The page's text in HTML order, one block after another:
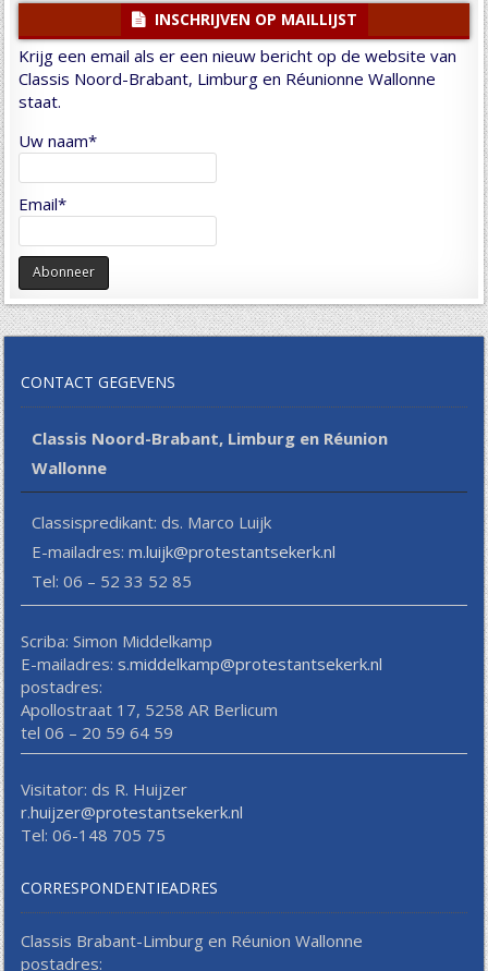
INSCHRIJVEN OP MAILLIJST
Krijg een email als er een nieuw bericht op de website van
Classis Noord-Brabant, Limburg en Réunionne Wallonne
staat.
Uw naam*
Email*
CONTACT GEGEVENS
Classis Noord-Brabant, Limburg en Réunion
Wallonne
Classispredikant: ds. Marco Luijk
E-mailadres:m.luijk@protestantsekerk.nl
Tel: 06 – 52 33 52 85
Scriba: Simon Middelkamp
E-mailadres: s.middelkamp@protestantsekerk.nl
postadres:
Apollostraat 17, 5258 AR Berlicum
tel 06 – 20 59 64 59
Visitator: ds R. Huijzer
r.huijzer@protestantsekerk.nl
Tel: 06-148 705 75
CORRESPONDENTIEADRES
Classis Brabant-Limburg en Réunion Wallonne
postadres: